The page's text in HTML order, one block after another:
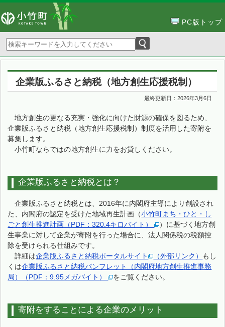
PC版トップ
企業版ふるさと納税（地方創生応援税制）
最終更新日：2026年3月6日
地方創生の更なる充実・強化に向けた財源の確保を図るため、
企業版ふるさと納税（地方創生応援税制）制度を活用した寄附を
募集します。
小竹町ならではの地方創生に力をお貸しください。
企業版ふるさと納税とは？
企業版ふるさと納税とは、2016年に内閣府主導により創設され
た、内閣府の認定を受けた地域再生計画（小竹町まち・ひと・し
ごと創生推進計画（PDF：320.4キロバイト）
）に基づく地方創
生事業に対して企業が寄附を行った場合に、法人関係税の税額控
除を受けられる仕組みです。
詳細は企業版ふるさと納税ポータルサイト （外部リンク） もし
くは企業版ふるさと納税パンフレット（内閣府地方創生推進事務
局）（PDF：9.95メガバイト）
をご覧ください。
寄附をすることによる企業のメリット